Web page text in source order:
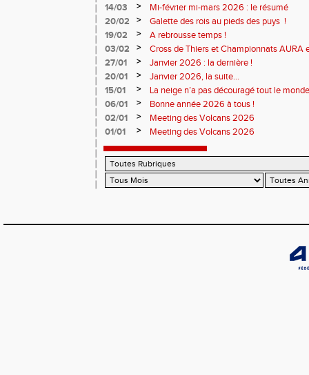
14/03
>
Mi-février mi-mars 2026 : le résumé
20/02
>
Galette des rois au pieds des puys !
19/02
>
A rebrousse temps !
03/02
>
Cross de Thiers et Championnats AURA
27/01
>
Janvier 2026 : la dernière !
20/01
>
Janvier 2026, la suite...
15/01
>
La neige n’a pas découragé tout le
06/01
>
Bonne année 2026 à tous !
02/01
>
Meeting des Volcans 2026
01/01
> Meeting des Volcans 2026